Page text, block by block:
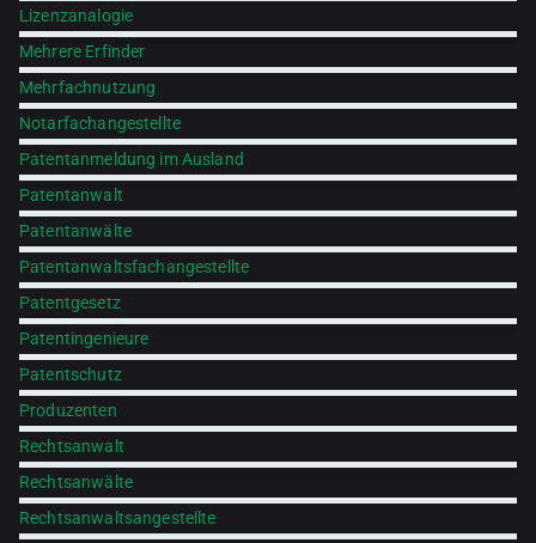
Lizenzanalogie
Mehrere Erfinder
Mehrfachnutzung
Notarfachangestellte
Patentanmeldung im Ausland
Patentanwalt
Patentanwälte
Patentanwaltsfachangestellte
Patentgesetz
Patentingenieure
Patentschutz
Produzenten
Rechtsanwalt
Rechtsanwälte
Rechtsanwaltsangestellte